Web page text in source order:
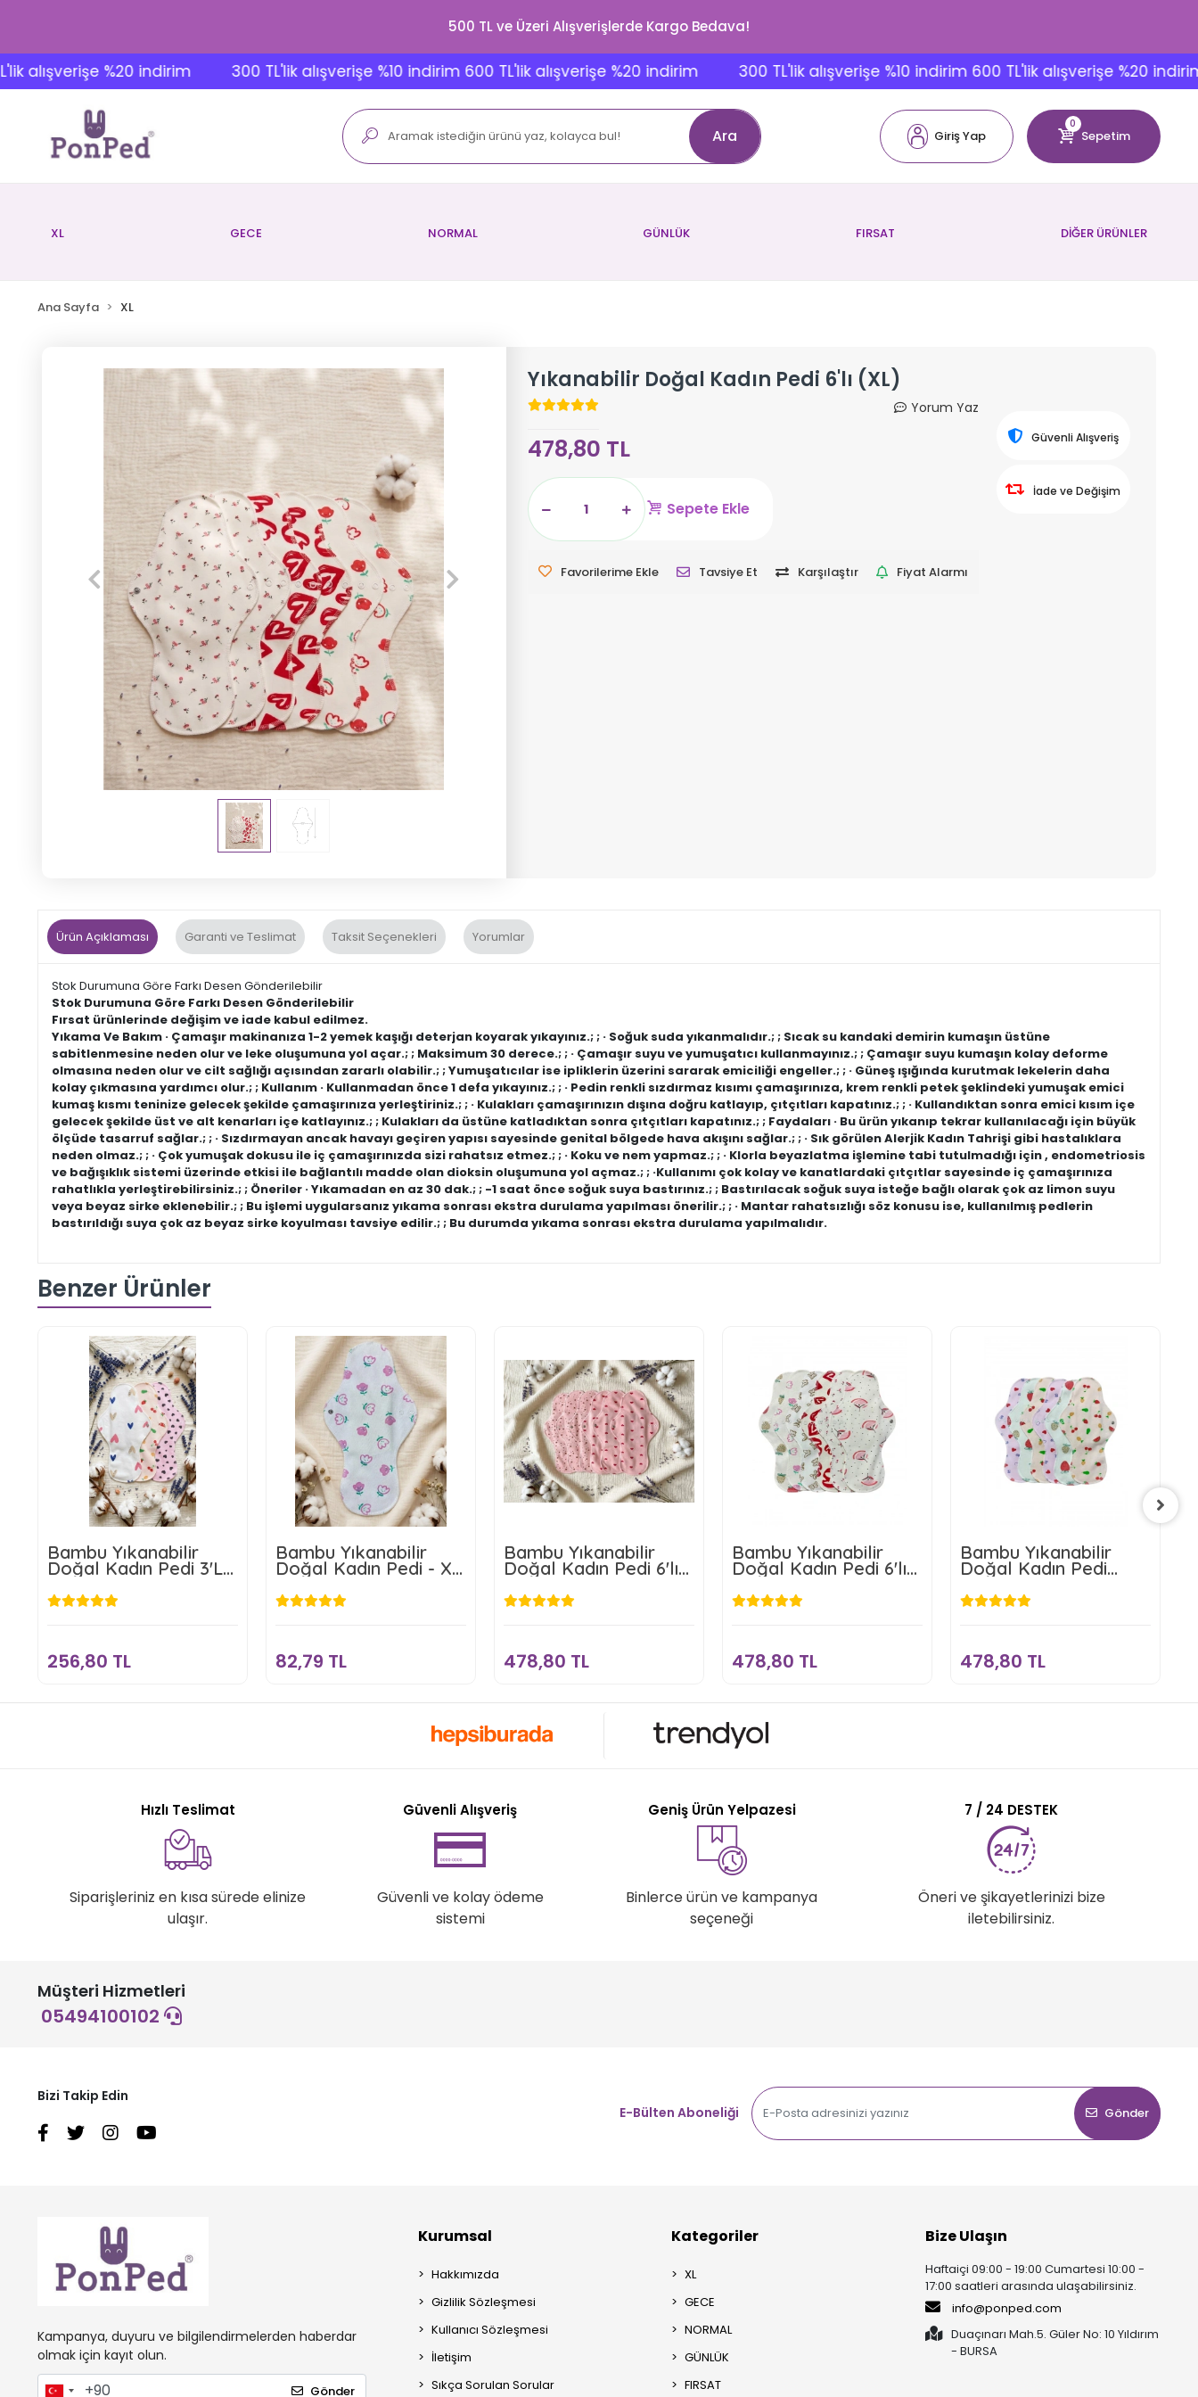
500 TL ve Üzeri Alışverişlerde Kargo Bedava!
%20 indirim 300 TL'lik alışverişe %10 indirim 600 TL'lik alışverişe %20 indirim 300 TL'lik alışverişe %10 indirim 600 TL'lik alışverişe %20 indirim
Ara Giriş Yap
0
Sepetim
XL GECE NORMAL GÜNLÜK FIRSAT DİĞER ÜRÜNLER
Ana Sayfa XL
Yıkanabilir Doğal Kadın Pedi 6'lı (XL)
Yorum Yaz
478,80 TL
Sepete Ekle
Favorilerime Ekle Tavsiye Et Karşılaştır Fiyat Alarmı
Güvenli Alışveriş
İade ve Değişim
Ürün Açıklaması Garanti ve Teslimat Taksit Seçenekleri Yorumlar
Stok Durumuna Göre Farkı Desen Gönderilebilir
Stok Durumuna Göre Farkı Desen Gönderilebilir
Fırsat ürünlerinde değişim ve iade kabul edilmez.
Yıkama Ve Bakım · Çamaşır makinanıza 1-2 yemek kaşığı deterjan koyarak yıkayınız.; ; · Soğuk suda yıkanmalıdır.; ; Sıcak su kandaki demirin kumaşın üstüne
sabitlenmesine neden olur ve leke oluşumuna yol açar.; ; Maksimum 30 derece.; ; · Çamaşır suyu ve yumuşatıcı kullanmayınız.; ; Çamaşır suyu kumaşın kolay deforme
olmasına neden olur ve cilt sağlığı açısından zararlı olabilir.; ; Yumuşatıcılar ise ipliklerin üzerini sararak emiciliği engeller.; ; · Güneş ışığında kurutmak lekelerin daha
kolay çıkmasına yardımcı olur.; ; Kullanım · Kullanmadan önce 1 defa yıkayınız.; ; · Pedin renkli sızdırmaz kısımı çamaşırınıza, krem renkli petek şeklindeki yumuşak emici
kumaş kısmı teninize gelecek şekilde çamaşırınıza yerleştiriniz.; ; · Kulakları çamaşırınızın dışına doğru katlayıp, çıtçıtları kapatınız.; ; · Kullandıktan sonra emici kısım içe
gelecek şekilde üst ve alt kenarları içe katlayınız.; ; Kulakları da üstüne katladıktan sonra çıtçıtları kapatınız.; ; Faydaları · Bu ürün yıkanıp tekrar kullanılacağı için büyük
ölçüde tasarruf sağlar.; ; · Sızdırmayan ancak havayı geçiren yapısı sayesinde genital bölgede hava akışını sağlar.; ; · Sık görülen Alerjik Kadın Tahrişi gibi hastalıklara
neden olmaz.; ; · Çok yumuşak dokusu ile iç çamaşırınızda sizi rahatsız etmez.; ; · Koku ve nem yapmaz.; ; · Klorla beyazlatma işlemine tabi tutulmadığı için , endometriosis
ve bağışıklık sistemi üzerinde etkisi ile bağlantılı madde olan dioksin oluşumuna yol açmaz.; ; ·Kullanımı çok kolay ve kanatlardaki çıtçıtlar sayesinde iç çamaşırınıza
rahatlıkla yerleştirebilirsiniz.; ; Öneriler · Yıkamadan en az 30 dak.; ; -1 saat önce soğuk suya bastırınız.; ; Bastırılacak soğuk suya isteğe bağlı olarak çok az limon suyu
veya beyaz sirke eklenebilir.; ; Bu işlemi uygularsanız yıkama sonrası ekstra durulama yapılması önerilir.; ; · Mantar rahatsızlığı söz konusu ise, kullanılmış pedlerin
bastırıldığı suya çok az beyaz sirke koyulması tavsiye edilir.; ; Bu durumda yıkama sonrası ekstra durulama yapılmalıdır.
Benzer Ürünler
Bambu Yıkanabilir
Doğal Kadın Pedi 3'LÜ
XL BOYUT (Ekstra
Büyük)
256,80 TL
256,80 TL
Bambu Yıkanabilir
Doğal Kadın Pedi - XL
BOYUT (Ekstra
Büyük)
82,79 TL
82,79 TL
Bambu Yıkanabilir
Doğal Kadın Pedi 6'lı
Xl Boyut
478,80 TL
478,80 TL
Bambu Yıkanabilir
Doğal Kadın Pedi 6'lı
(XL BOY)
478,80 TL
478,80 TL
Bambu Yıkanabilir
Doğal Kadın Pedi
6'(XL)
478,80 TL
478,80 TL
Hızlı Teslimat
Siparişleriniz en kısa sürede elinize
ulaşır.
Güvenli Alışveriş
Güvenli ve kolay ödeme
sistemi
Geniş Ürün Yelpazesi
Binlerce ürün ve kampanya
seçeneği
7 / 24 DESTEK
Öneri ve şikayetlerinizi bize
iletebilirsiniz.
Müşteri Hizmetleri
05494100102
Bizi Takip Edin
E-Bülten Aboneliği
Gönder
Kampanya, duyuru ve bilgilendirmelerden haberdar
olmak için kayıt olun.
Gönder
Kurumsal
Hakkımızda
Gizlilik Sözleşmesi
Kullanıcı Sözleşmesi
İletişim
Sıkça Sorulan Sorular
Kategoriler
XL
GECE
NORMAL
GÜNLÜK
FIRSAT
Bize Ulaşın
Haftaiçi 09:00 - 19:00 Cumartesi 10:00 -
17:00 saatleri arasında ulaşabilirsiniz.
info@ponped.com
Duaçınarı Mah.5. Güler No: 10 Yıldırım
- BURSA